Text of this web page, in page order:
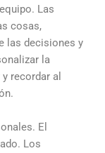
Las
cosas,
las decisiones y
la
recordar al
El
Los